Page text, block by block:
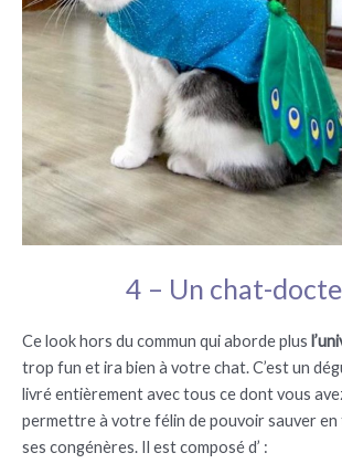
4 – Un chat-
Ce look hors du commun qui aborde plus
trop fun et ira bien à votre chat. C’est un
livré entièrement avec tous ce dont vous
permettre à votre félin de pouvoir sauver
ses congénères. Il est composé d’ :